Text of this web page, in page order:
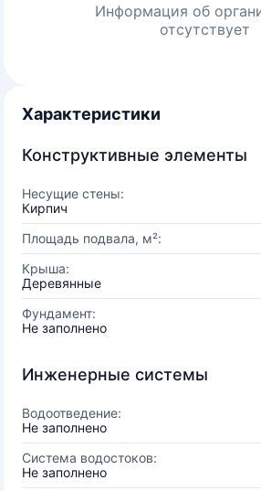
Информация об
отсутствует
Характеристики
Конструктивные элементы
Несущие стены:
Кирпич
Площадь подвала, м²:
Крыша:
Деревянные
Фундамент:
Не заполнено
Инженерные системы
Водоотведение:
Не заполнено
Система водостоков:
Не заполнено